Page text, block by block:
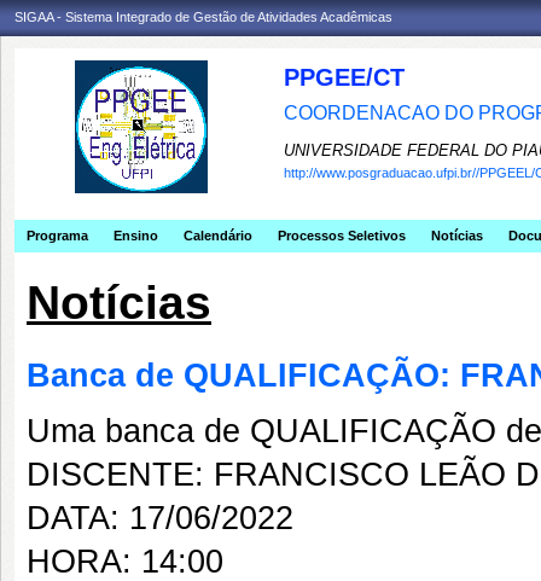
SIGAA - Sistema Integrado de Gestão de Atividades Acadêmicas
PPGEE/CT
COORDENACAO DO
UNIVERSIDADE FEDERAL DO
http://www.posgraduacao.ufpi.br//PPGEEL/
Programa Ensino Calendário Processos Seletivos Notícias
Notícias
Banca de QUALIFICAÇÃO:
Uma banca de QUALIFICAÇÃO
DISCENTE: FRANCISCO LEÃO
DATA: 17/06/2022
HORA: 14:00